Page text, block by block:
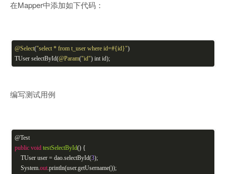
在Mapper中添加如下代码：
@Select("select * from t_user where id=#{id}")
TUser selectById(@Param("id") int id);
编写测试用例
@Test
public void testSelectById() {
TUser user = dao.selectById(3);
System.out.println(user.getUsername());